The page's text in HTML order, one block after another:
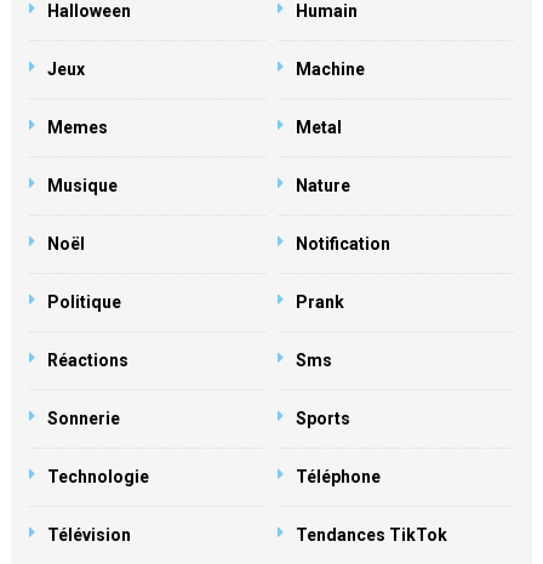
Halloween Humain
Jeux Machine
Memes Metal
Musique Nature
Noël Notification
Politique Prank
Réactions Sms
Sonnerie Sports
Technologie Téléphone
Télévision Tendances TikTok